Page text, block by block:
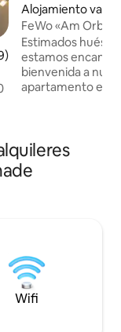
promedio: 4.96 de
Alojamiento
men
FeWo «Am
Estimados
estamos
bienvenida a
apartamento en
carga eléctrica
espacio de
automóviles y
registre como
Wifi